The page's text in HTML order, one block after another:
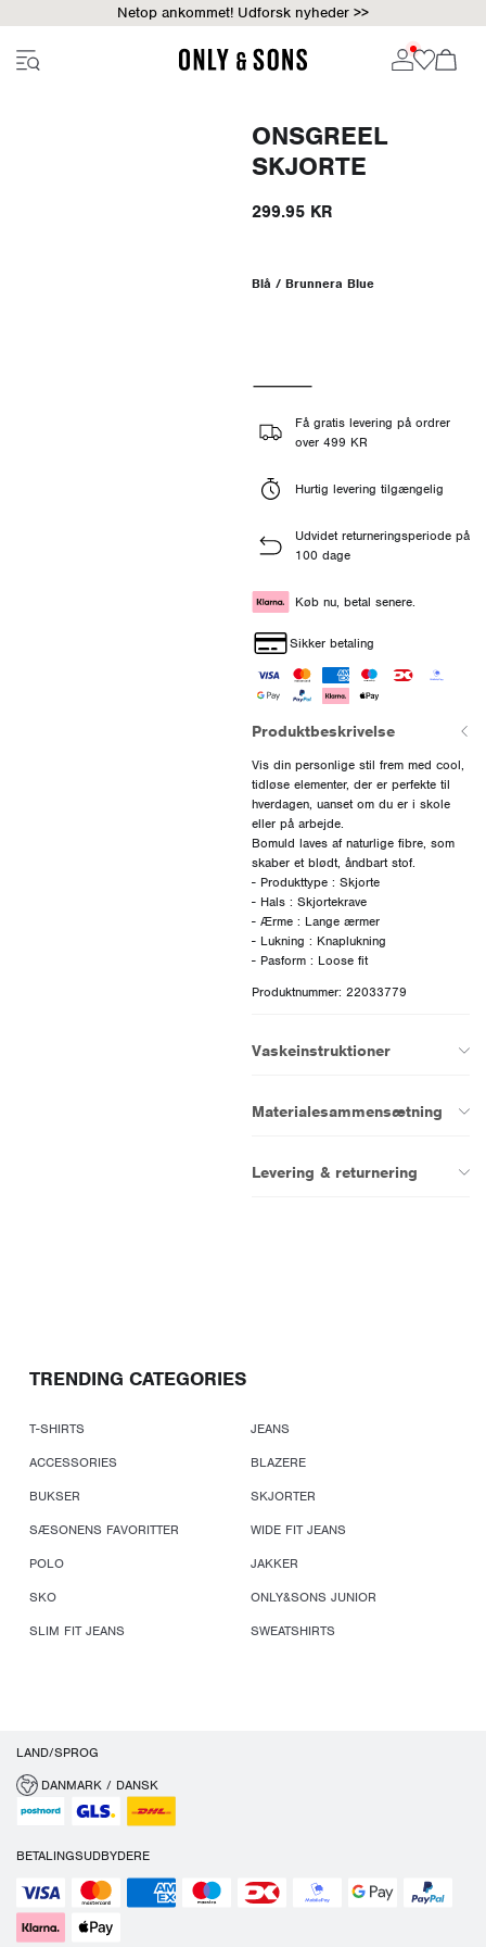
Netop ankommet! Udforsk nyheder >>
ONSGREEL
SKJORTE
299.95 KR
Blå / Brunnera Blue
Få gratis levering på ordrer
over 499 KR
Hurtig levering tilgængelig
Udvidet returneringsperiode på
100 dage
Køb nu, betal senere.
Sikker betaling
Produktbeskrivelse
Vis din personlige stil frem med cool,
tidløse elementer, der er perfekte til
hverdagen, uanset om du er i skole
eller på arbejde.
Bomuld laves af naturlige fibre, som
skaber et blødt, åndbart stof.
- Produkttype : Skjorte
- Hals : Skjortekrave
- Ærme : Lange ærmer
- Lukning : Knaplukning
- Pasform : Loose fit
Produktnummer: 22033779
Vaskeinstruktioner
Materialesammensætning
Levering & returnering
TRENDING CATEGORIES
T-SHIRTS
JEANS
ACCESSORIES
BLAZERE
BUKSER
SKJORTER
SÆSONENS FAVORITTER
WIDE FIT JEANS
POLO
JAKKER
SKO
ONLY&SONS JUNIOR
SLIM FIT JEANS
SWEATSHIRTS
LAND/SPROG
DANMARK / DANSK
BETALINGSUDBYDERE